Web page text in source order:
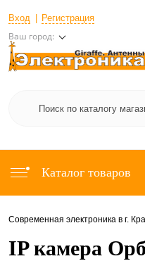
Вход Регистрация
Ваш город:
Каталог товаров
Современная электроника в г.
IP камера